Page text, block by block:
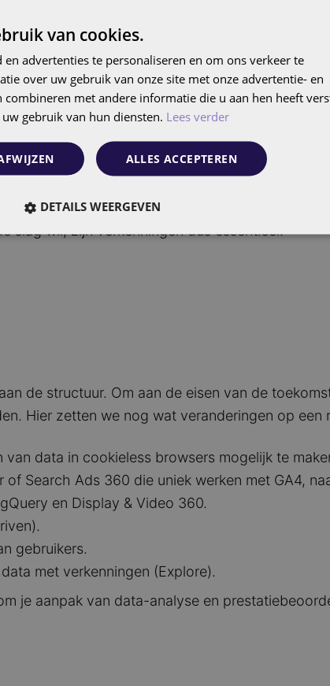
raadplegen, zoals het acquisitie-
alle informatie kort wordt samengevat, en ook
om een duidelijker beeld te vormen voor
(Explore) aan te maken. In een
doen, of het segment overlap en de
slag wil, zijn verkenningen dus essentieel!
de structuur. Om aan de eisen van de
Hier zetten we nog wat veranderingen op een
data in cookieless browsers mogelijk te
Search Ads 360 die uniek werken met GA4,
en Display & Video 360.
gebruikers.
met verkenningen (Explore).
je aanpak van data-analyse en
van cookies.
advertenties te personaliseren en om ons verkeer te
over uw gebruik van onze site met onze advertentie- en
combineren met andere informatie die u aan hen heeft
gebruik van hun diensten. Lees verder
ALLES ACCEPTEREN
DETAILS WEERGEVEN